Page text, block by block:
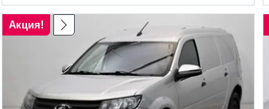
Акция!